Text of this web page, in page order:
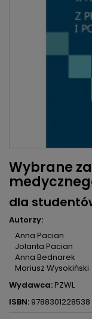
Wybrane
dla
Autorzy:
Anna Pacian
Jolanta Pacian
Anna Bednarek
Mariusz Wysokiński
Wydawca:PZWL
ISBN: 9788301228538